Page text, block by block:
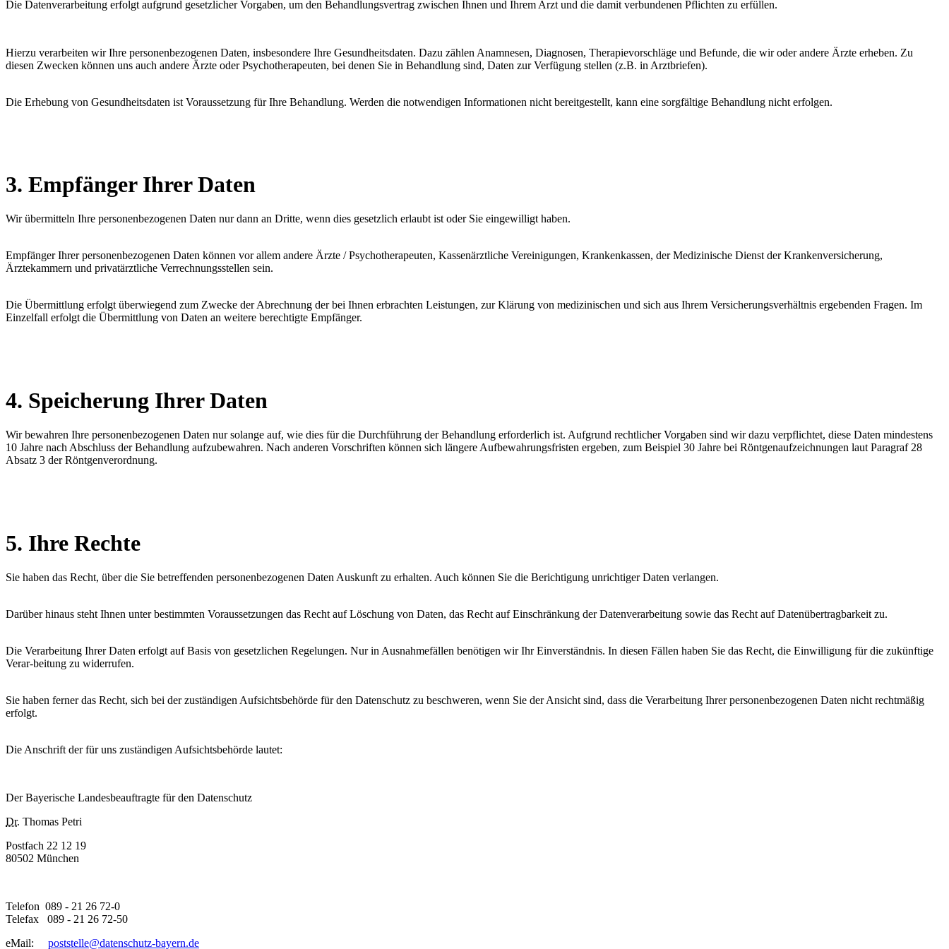
Die Datenverarbeitung erfolgt aufgrund gesetzlicher Vorgaben, um den Behandlungsvertrag zwischen Ihnen und Ihrem Arzt und die damit verbundenen Pflichten zu erfüllen.
Hierzu verarbeiten wir Ihre personenbezogenen Daten, insbesondere Ihre Gesundheitsdaten. Dazu zählen Anamnesen, Diagnosen, Therapievorschläge und Befunde, die wir oder andere Ärzte erheben. Zu
diesen Zwecken können uns auch andere Ärzte oder Psychotherapeuten, bei denen Sie in Behandlung sind, Daten zur Verfügung stellen (z.B. in Arztbriefen).
Die Erhebung von Gesundheitsdaten ist Voraussetzung für Ihre Behandlung. Werden die notwendigen Informationen nicht bereitgestellt, kann eine sorgfältige Behandlung nicht erfolgen.
3. Empfänger Ihrer Daten
Wir übermitteln Ihre personenbezogenen Daten nur dann an Dritte, wenn dies gesetzlich erlaubt ist oder Sie eingewilligt haben.
Empfänger Ihrer personenbezogenen Daten können vor allem andere Ärzte / Psychotherapeuten, Kassenärztliche Vereinigungen, Krankenkassen, der Medizinische Dienst der Krankenversicherung,
Ärztekammern und privatärztliche Verrechnungsstellen sein.
Die Übermittlung erfolgt überwiegend zum Zwecke der Abrechnung der bei Ihnen erbrachten Leistungen, zur Klärung von medizinischen und sich aus Ihrem Versicherungsverhältnis ergebenden Fragen. Im
Einzelfall erfolgt die Übermittlung von Daten an weitere berechtigte Empfänger.
4. Speicherung Ihrer Daten
Wir bewahren Ihre personenbezogenen Daten nur solange auf, wie dies für die Durchführung der Behandlung erforderlich ist. Aufgrund rechtlicher Vorgaben sind wir dazu verpflichtet, diese Daten mindestens
10 Jahre nach Abschluss der Behandlung aufzubewahren. Nach anderen Vorschriften können sich längere Aufbewahrungsfristen ergeben, zum Beispiel 30 Jahre bei Röntgenaufzeichnungen laut Paragraf 28
Absatz 3 der Röntgenverordnung.
5. Ihre Rechte
Sie haben das Recht, über die Sie betreffenden personenbezogenen Daten Auskunft zu erhalten. Auch können Sie die Berichtigung unrichtiger Daten verlangen.
Darüber hinaus steht Ihnen unter bestimmten Voraussetzungen das Recht auf Löschung von Daten, das Recht auf Einschränkung der Datenverarbeitung sowie das Recht auf Datenübertragbarkeit zu.
Die Verarbeitung Ihrer Daten erfolgt auf Basis von gesetzlichen Regelungen. Nur in Ausnahmefällen benötigen wir Ihr Einverständnis. In diesen Fällen haben Sie das Recht, die Einwilligung für die zukünftige
Verar-beitung zu widerrufen.
Sie haben ferner das Recht, sich bei der zuständigen Aufsichtsbehörde für den Datenschutz zu beschweren, wenn Sie der Ansicht sind, dass die Verarbeitung Ihrer personenbezogenen Daten nicht rechtmäßig
erfolgt.
Die Anschrift der für uns zuständigen Aufsichtsbehörde lautet:
Der Bayerische Landesbeauftragte für den Datenschutz
Dr. Thomas Petri
Postfach 22 12 19
80502 München
Telefon 089 - 21 26 72-0
Telefax 089 - 21 26 72-50
eMail:
poststelle@datenschutz-bayern.de